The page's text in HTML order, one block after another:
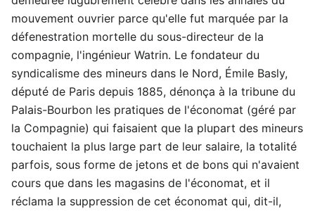
mouvement ouvrier parce qu'elle fut marquée par la
défenestration mortelle du sous-directeur de la
compagnie, l'ingénieur Watrin. Le fondateur du
syndicalisme des mineurs dans le Nord, Émile Basly,
député de Paris depuis 1885, dénonça à la tribune du
Palais-Bourbon les pratiques de l'économat (géré par
la Compagnie) qui faisaient que la plupart des mineurs
touchaient la plus large part de leur salaire, la totalité
parfois, sous forme de jetons et de bons qui n'avaient
cours que dans les magasins de l'économat, et il
réclama la suppression de cet économat qui, dit-il,